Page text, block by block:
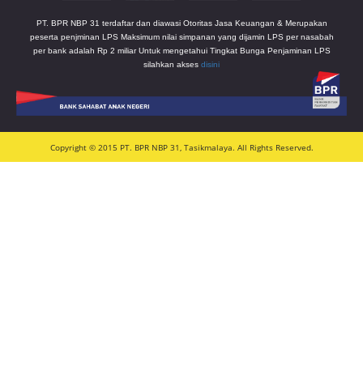
PT. BPR NBP 31 terdaftar dan diawasi Otoritas Jasa Keuangan & Merupakan
peserta penjminan LPS Maksimum nilai simpanan yang dijamin LPS per nasabah
per bank adalah Rp 2 miliar Untuk mengetahui Tingkat Bunga Penjaminan LPS
silahkan akses disini
Copyright © 2015 PT. BPR NBP 31, Tasikmalaya. All Rights Reserved.